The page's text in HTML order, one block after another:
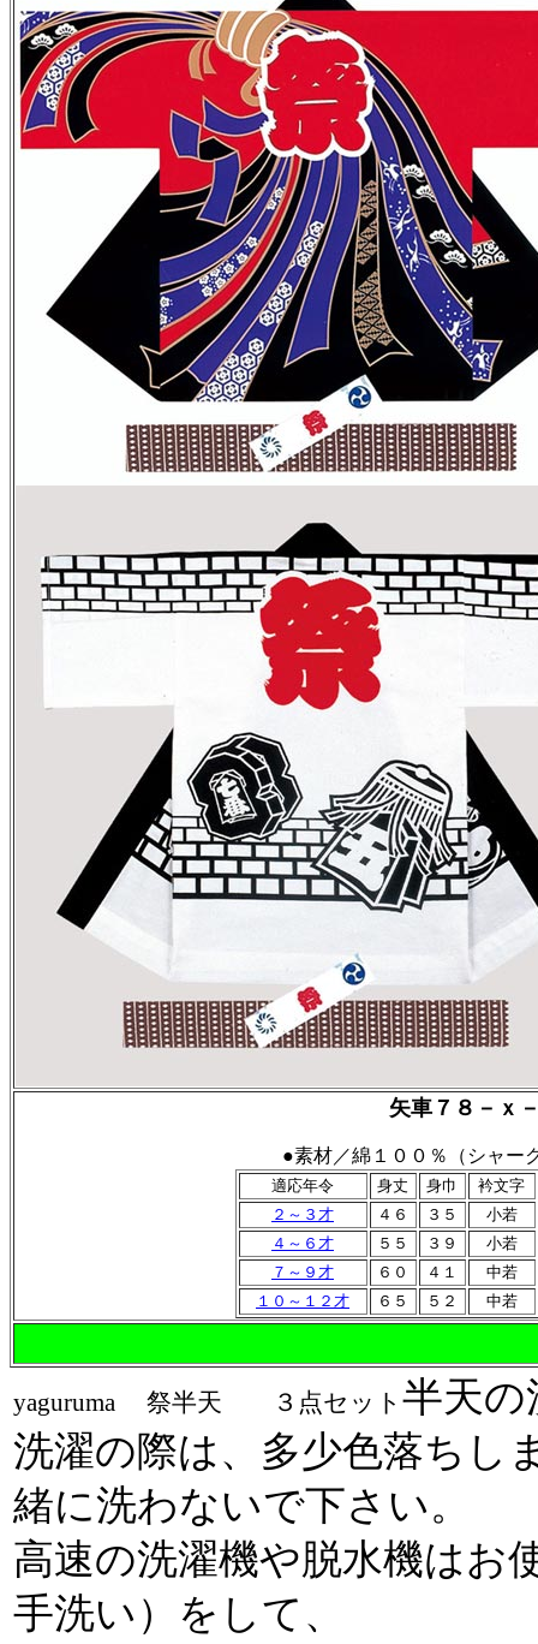
矢車７８－ｘ
●素材／綿１００％（シャー
適応年令 身丈 身巾
衿文字
２～３才
４６ ３５
小若
４～６才
５５ ３９
小若
７～９才
６０ ４１
中若
１０～１２才
６５ ５２ 中若
yaguruma 祭半天 ３点セット 半天の
洗濯の際は、多少色落ちし
緒に洗わないで下さい。
高速の洗濯機や脱水機はお
手洗い）をして、